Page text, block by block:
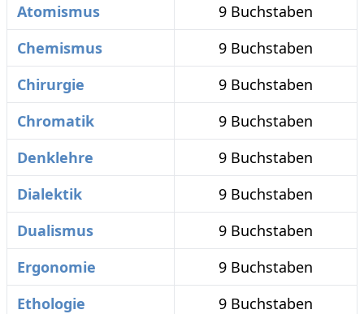
Atomismus
9 Buchstaben
Chemismus
9 Buchstaben
Chirurgie
9 Buchstaben
Chromatik
9 Buchstaben
Denklehre
9 Buchstaben
Dialektik
9 Buchstaben
Dualismus
9 Buchstaben
Ergonomie
9 Buchstaben
Ethologie
9 Buchstaben